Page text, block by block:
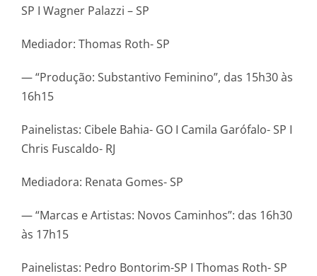
SP I Wagner Palazzi – SP
Mediador: Thomas Roth- SP
— “Produção: Substantivo Feminino”, das 15h30 às
16h15
Painelistas: Cibele Bahia- GO I Camila Garófalo- SP I
Chris Fuscaldo- RJ
Mediadora: Renata Gomes- SP
— “Marcas e Artistas: Novos Caminhos”: das 16h30
às 17h15
Painelistas: Pedro Bontorim-SP I Thomas Roth- SP